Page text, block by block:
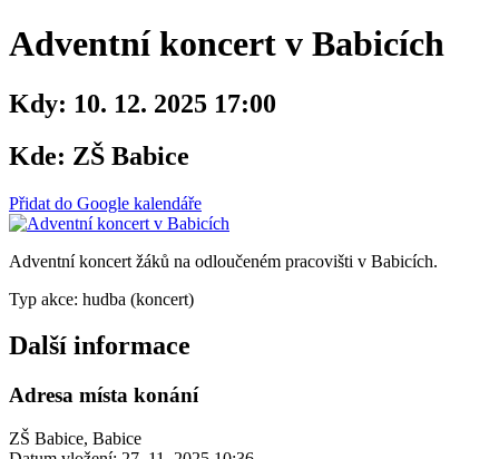
Adventní koncert v Babicích
Kdy: 10. 12. 2025 17:00
Kde: ZŠ Babice
Přidat do Google kalendáře
Adventní koncert žáků na odloučeném pracovišti v Babicích.
Typ akce: hudba (koncert)
Další informace
Adresa místa konání
ZŠ Babice, Babice